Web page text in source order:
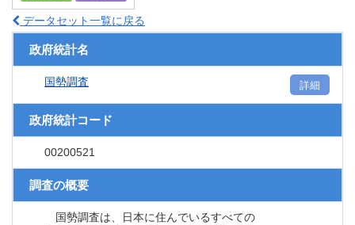
データセット一覧に戻る
政府統計名
国勢調査 詳細
政府統計コード
00200521
調査の概要
国勢調査は、日本に住んでいるすべての